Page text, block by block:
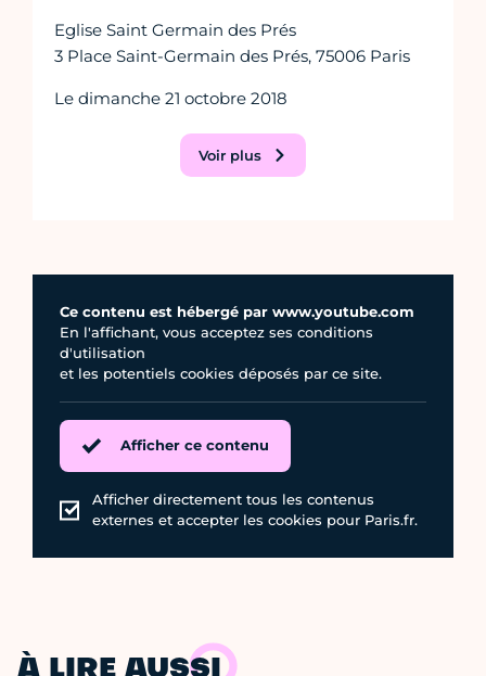
Eglise Saint Germain des Prés
3 Place Saint-Germain des Prés, 75006 Paris
Le dimanche 21 octobre 2018
Voir plus
Ce contenu est hébergé par www.youtube.com
En l'affichant, vous acceptez ses conditions
d'utilisation
et les potentiels cookies déposés par ce site.
Afficher ce contenu
Afficher directement tous les contenus
externes et accepter les cookies pour Paris.fr.